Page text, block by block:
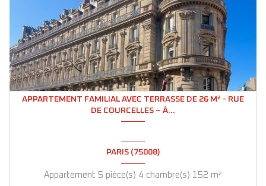
APPARTEMENT FAMILIAL AVEC TERRASSE DE 26 M² - RUE
DE COURCELLES – À...
PARIS (75008)
Appartement 5 pièce(s) 4 chambre(s) 152 m²